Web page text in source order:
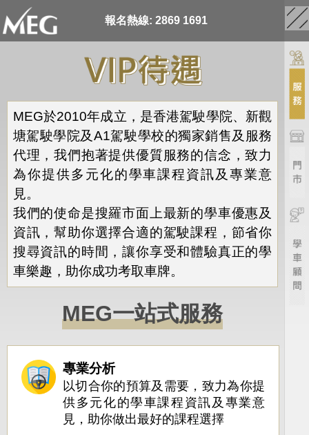
報名熱線: 2869 1691
MEG於2010年成立，是香港駕駛學院、新觀
塘駕駛學院及A1駕駛學校的獨家銷售及服務
代理，我們抱著提供優質服務的信念，致力
為你提供多元化的學車課程資訊及專業意
見。
我們的使命是搜羅市面上最新的學車優惠及
資訊，幫助你選擇合適的駕駛課程，節省你
搜尋資訊的時間，讓你享受和體驗真正的學
車樂趣，助你成功考取車牌。
MEG一站式服務
專業分析
以切合你的預算及需要，致力為你提
供多元化的學車課程資訊及專業意
見，助你做出最好的課程選擇